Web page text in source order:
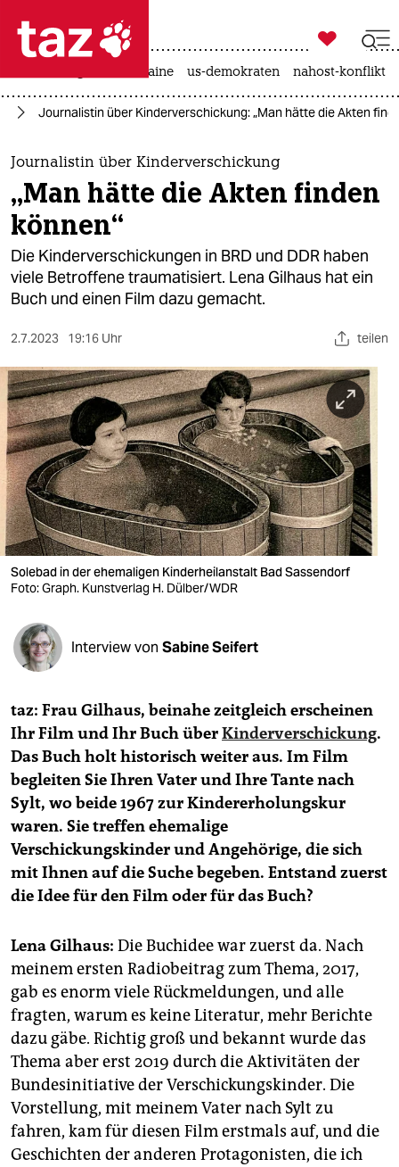
 taz zahl ich
taz zahl ich
themen
politik
öko
gesellschaft
sport
berlin
nord
wahrheit
verlag
verlag
veranstaltungen
shop
fragen & hilfe
unterstützen
abo
genossenschaft
epaper login

taz zahl ich
krieg in der ukraine us-demokraten nahost-konflikt
Journalistin über Kinderverschickung: „Man hätte die Akten
Journalistin über Kinderverschickung
„Man hätte die Akten finden
können“
Die Kinderverschickungen in BRD und DDR haben
viele Betroffene traumatisiert. Lena Gilhaus hat ein
Buch und einen Film dazu gemacht.
2.7.2023 19:16 Uhr teilen
Solebad in der ehemaligen Kinderheilanstalt Bad Sassendorf
Foto: Graph. Kunstverlag H. Dülber/WDR
Interview von Sabine Seifert
taz: Frau Gilhaus, beinahe zeitgleich erscheinen
Ihr Film und Ihr Buch überKinderverschickung.
Das Buch holt historisch weiter aus. Im Film
begleiten Sie Ihren Vater und Ihre Tante nach
Sylt, wo beide 1967 zur Kindererholungskur
waren. Sie treffen ehemalige
Verschickungskinder und Angehörige, die sich
mit Ihnen auf die Suche begeben. Entstand zuerst
die Idee für den Film oder für das Buch?
Lena Gilhaus: Die Buchidee war zuerst da. Nach
meinem ersten Radiobeitrag zum Thema, 2017,
gab es enorm viele Rückmeldungen, und alle
fragten, warum es keine Literatur, mehr Berichte
dazu gäbe. Richtig groß und bekannt wurde das
Thema aber erst 2019 durch die Aktivitäten der
Bundesinitiative der Verschickungskinder. Die
Vorstellung, mit meinem Vater nach Sylt zu
fahren, kam für diesen Film erstmals auf, und die
Geschichten der anderen Protagonisten, die ich